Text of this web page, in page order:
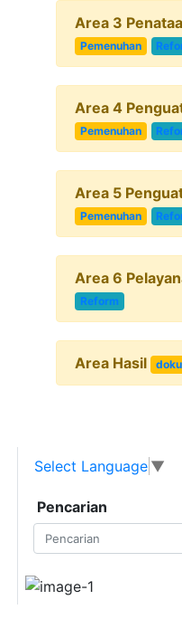
Area 3
Pemenuhan
Area 4
Pemenuhan
Area 5
Pemenuhan
Area 6
Reform
Area Hasil
Select Language ▼
Pencarian